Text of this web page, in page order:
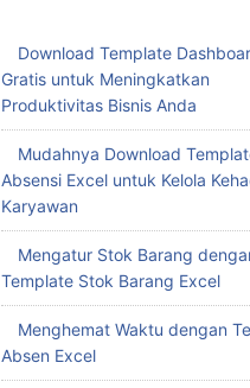
Download Template
Gratis untuk Meningkatkan
Produktivitas Bisnis Anda
Mudahnya Download
Absensi Excel untuk Kelola
Karyawan
Mengatur Stok Barang
Template Stok Barang Excel
Menghemat Waktu dengan
Absen Excel